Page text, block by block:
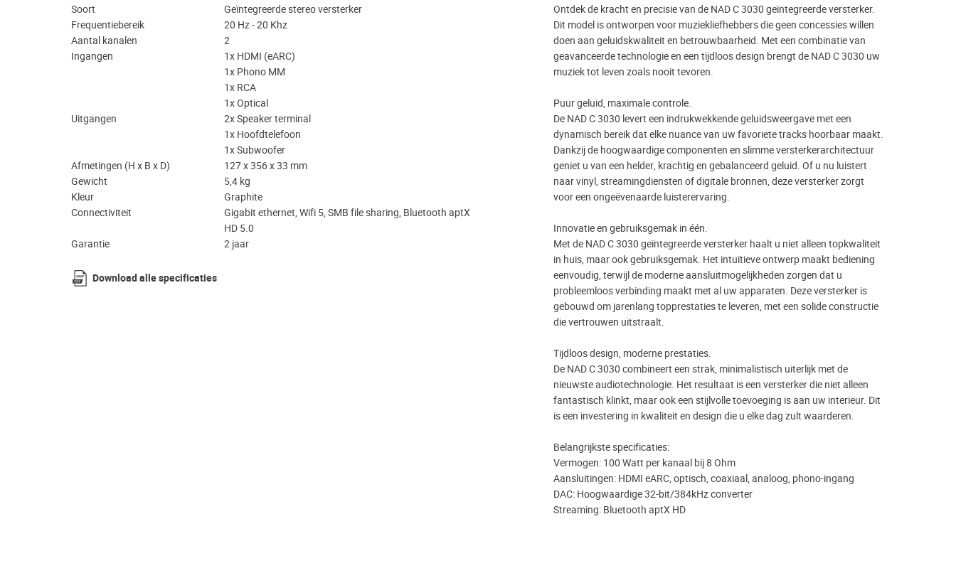
Soort
Geïntegreerde stereo versterker
Frequentiebereik
20 Hz - 20 Khz
Aantal kanalen
2
Ingangen
1x HDMI (eARC)
1x Phono MM
1x RCA
1x Optical
Uitgangen
2x Speaker terminal
1x Hoofdtelefoon
1x Subwoofer
Afmetingen (H x B x D)
127 x 356 x 33 mm
Gewicht
5,4 kg
Kleur
Graphite
Connectiviteit
Gigabit ethernet, Wifi 5, SMB file sharing, Bluetooth aptX
HD 5.0
Garantie
2 jaar
Download alle specificaties
Ontdek de kracht en precisie van de NAD C 3030 geïntegreerde versterker.
Dit model is ontworpen voor muziekliefhebbers die geen concessies willen
doen aan geluidskwaliteit en betrouwbaarheid. Met een combinatie van
geavanceerde technologie en een tijdloos design brengt de NAD C 3030 uw
muziek tot leven zoals nooit tevoren.
Puur geluid, maximale controle.
De NAD C 3030 levert een indrukwekkende geluidsweergave met een
dynamisch bereik dat elke nuance van uw favoriete tracks hoorbaar maakt.
Dankzij de hoogwaardige componenten en slimme versterkerarchitectuur
geniet u van een helder, krachtig en gebalanceerd geluid. Of u nu luistert
naar vinyl, streamingdiensten of digitale bronnen, deze versterker zorgt
voor een ongeëvenaarde luisterervaring.
Innovatie en gebruiksgemak in één.
Met de NAD C 3030 geïntegreerde versterker haalt u niet alleen topkwaliteit
in huis, maar ook gebruiksgemak. Het intuïtieve ontwerp maakt bediening
eenvoudig, terwijl de moderne aansluitmogelijkheden zorgen dat u
probleemloos verbinding maakt met al uw apparaten. Deze versterker is
gebouwd om jarenlang topprestaties te leveren, met een solide constructie
die vertrouwen uitstraalt.
Tijdloos design, moderne prestaties.
De NAD C 3030 combineert een strak, minimalistisch uiterlijk met de
nieuwste audiotechnologie. Het resultaat is een versterker die niet alleen
fantastisch klinkt, maar ook een stijlvolle toevoeging is aan uw interieur. Dit
is een investering in kwaliteit en design die u elke dag zult waarderen.
Belangrijkste specificaties:
Vermogen: 100 Watt per kanaal bij 8 Ohm
Aansluitingen: HDMI eARC, optisch, coaxiaal, analoog, phono-ingang
DAC: Hoogwaardige 32-bit/384kHz converter
Streaming: Bluetooth aptX HD